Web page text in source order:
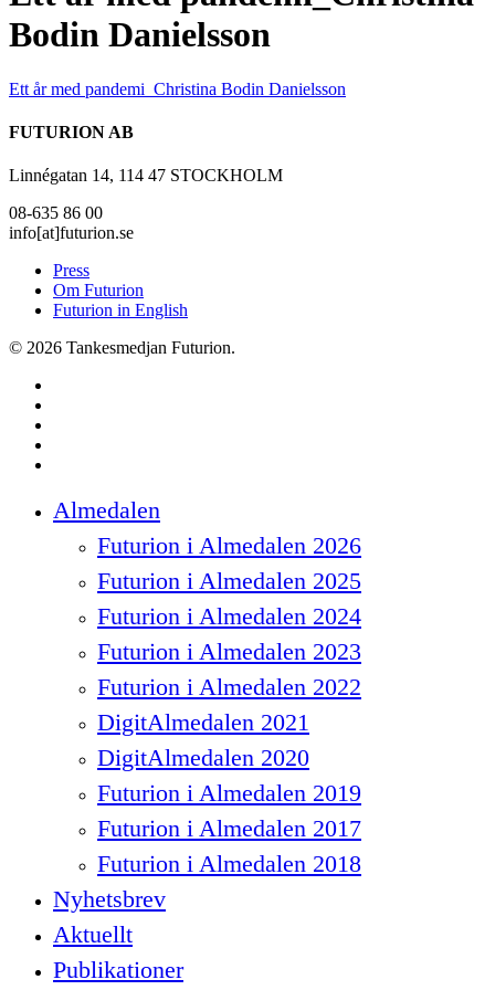
Bodin Danielsson
Ett år med pandemi_Christina Bodin Danielsson
FUTURION AB
Linnégatan 14, 114 47 STOCKHOLM
08-635 86 00
info[at]futurion.se
Press
Om Futurion
Futurion in English
© 2026 Tankesmedjan Futurion.
Menu
Almedalen
Futurion i Almedalen 2026
Futurion i Almedalen 2025
Futurion i Almedalen 2024
Futurion i Almedalen 2023
Futurion i Almedalen 2022
DigitAlmedalen 2021
DigitAlmedalen 2020
Futurion i Almedalen 2019
Futurion i Almedalen 2017
Futurion i Almedalen 2018
Nyhetsbrev
Aktuellt
Publikationer